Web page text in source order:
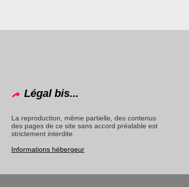
Légal bis...
La reproduction, même partielle, des contenus
des pages de ce site sans accord préalable est
strictement interdite.
Informations hébergeur